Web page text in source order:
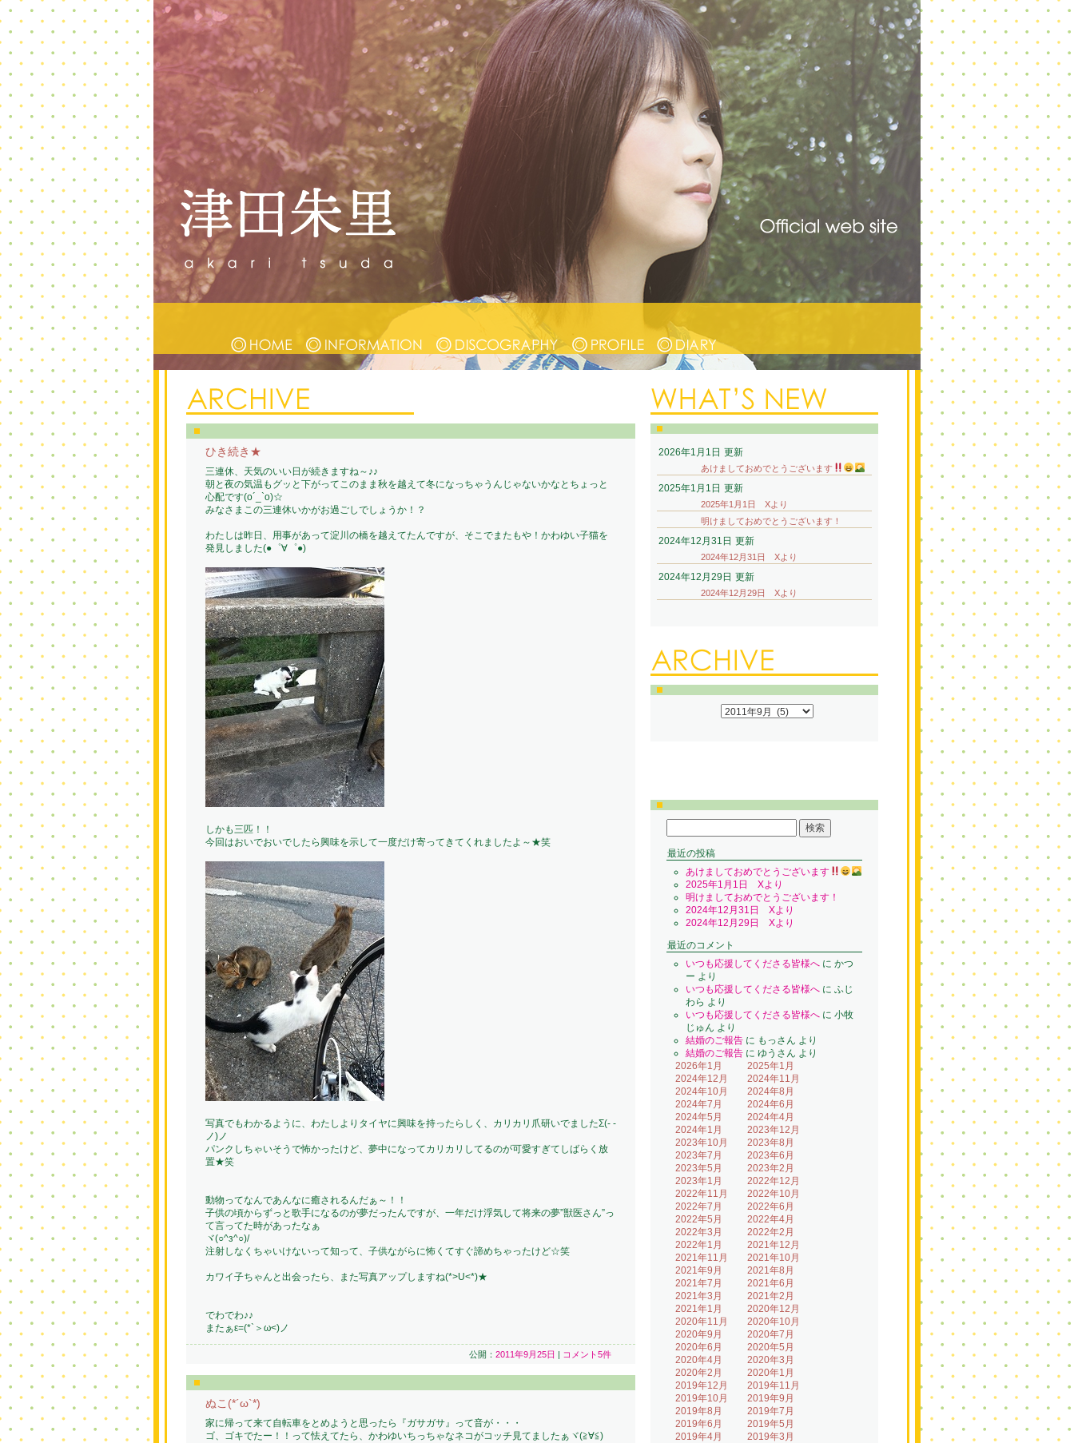
ひき続き★
三連休、天気のいい日が続きますね～♪♪
朝と夜の気温もグッと下がってこのまま秋を越えて冬になっちゃうんじゃないかなとちょっと
心配です(o´_`o)☆
みなさまこの三連休いかがお過ごしでしょうか！？
わたしは昨日、用事があって淀川の橋を越えてたんですが、そこでまたもや！かわゆい子猫を
発見しました(●゜∀゜●)
しかも三匹！！
今回はおいでおいでしたら興味を示して一度だけ寄ってきてくれましたよ～★笑
写真でもわかるように、わたしよりタイヤに興味を持ったらしく、カリカリ爪研いでましたΣ(- -
ノ)ノ
パンクしちゃいそうで怖かったけど、夢中になってカリカリしてるのが可愛すぎてしばらく放
置★笑
動物ってなんであんなに癒されるんだぁ～！！
子供の頃からずっと歌手になるのが夢だったんですが、一年だけ浮気して将来の夢”獣医さん”っ
て言ってた時があったなぁ
ヾ(○^з^○)/
注射しなくちゃいけないって知って、子供ながらに怖くてすぐ諦めちゃったけど☆笑
カワイ子ちゃんと出会ったら、また写真アップしますね(*>U<*)★
でわでわ♪♪
またぁε=(*`＞ω<)ノ
公開： 2011年9月25日 | コメント5件
ぬこ(*´ω`*)
家に帰って来て自転車をとめようと思ったら『ガサガサ』って音が・・・
ゴ、ゴキでたー！！って怯えてたら、かわゆいちっちゃなネコがコッチ見てましたぁヾ(≧∀≦)
2026年1月1日 更新
あけましておめでとうございます
2025年1月1日 更新
2025年1月1日 Xより
明けましておめでとうございます！
2024年12月31日 更新
2024年12月31日 Xより
2024年12月29日 更新
2024年12月29日 Xより
索:
最近の投稿
あけましておめでとうございます
2025年1月1日 Xより
明けましておめでとうございます！
2024年12月31日 Xより
2024年12月29日 Xより
最近のコメント
いつも応援してくださる皆様へ に かつ
ー より
いつも応援してくださる皆様へ に ふじ
わら より
いつも応援してくださる皆様へ に 小牧
じゅん より
結婚のご報告 に もっさん より
結婚のご報告 に ゆうさん より
2026年1月
2025年1月
2024年12月
2024年11月
2024年10月
2024年8月
2024年7月
2024年6月
2024年5月
2024年4月
2024年1月
2023年12月
2023年10月
2023年8月
2023年7月
2023年6月
2023年5月
2023年2月
2023年1月
2022年12月
2022年11月
2022年10月
2022年7月
2022年6月
2022年5月
2022年4月
2022年3月
2022年2月
2022年1月
2021年12月
2021年11月
2021年10月
2021年9月
2021年8月
2021年7月
2021年6月
2021年3月
2021年2月
2021年1月
2020年12月
2020年11月
2020年10月
2020年9月
2020年7月
2020年6月
2020年5月
2020年4月
2020年3月
2020年2月
2020年1月
2019年12月
2019年11月
2019年10月
2019年9月
2019年8月
2019年7月
2019年6月
2019年5月
2019年4月
2019年3月